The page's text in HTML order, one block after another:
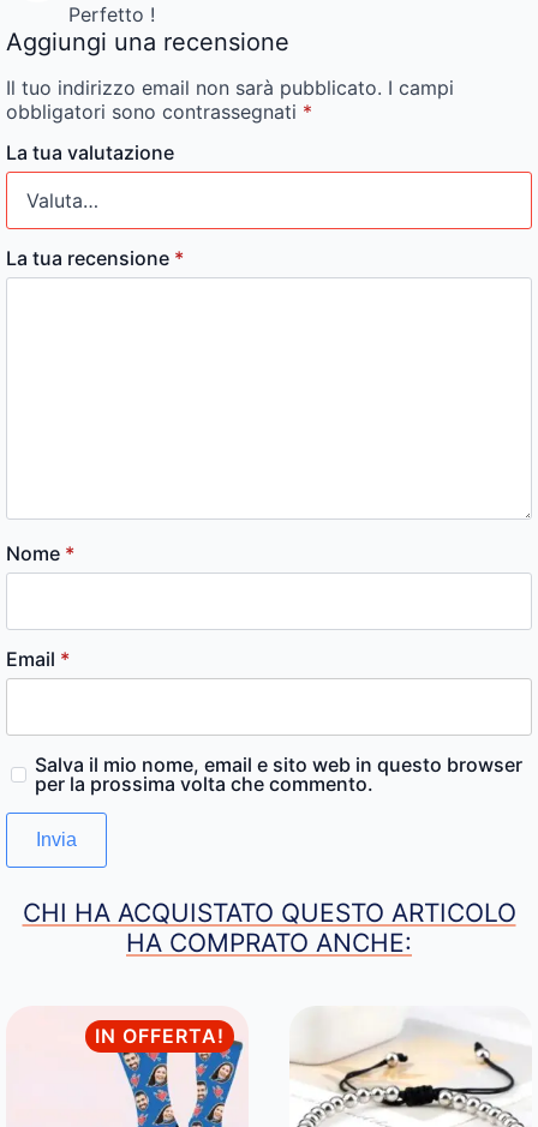
Perfetto !
Aggiungi una recensione
Il tuo indirizzo email non sarà pubblicato. I campi
obbligatori sono contrassegnati *
La tua valutazione
La tua recensione *
Nome *
Email *
Salva il mio nome, email e sito web in questo browser
per la prossima volta che commento.
CHI HA ACQUISTATO QUESTO ARTICOLO
HA COMPRATO ANCHE:
IN OFFERTA!